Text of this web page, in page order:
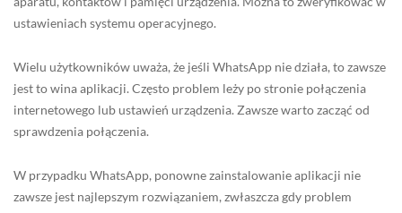
ustawieniach systemu operacyjnego.
Wielu użytkowników uważa, że jeśli WhatsApp nie działa, to zawsze
jest to wina aplikacji. Często problem leży po stronie połączenia
internetowego lub ustawień urządzenia. Zawsze warto zacząć od
sprawdzenia połączenia.
W przypadku WhatsApp, ponowne zainstalowanie aplikacji nie
zawsze jest najlepszym rozwiązaniem, zwłaszcza gdy problem